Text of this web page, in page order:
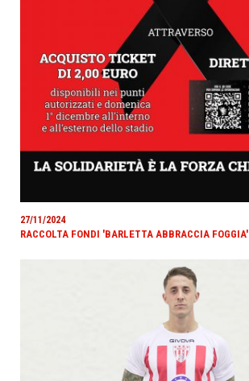
27/11/2024
RACCOLTA FONDI 'BARLETTA ABBRACCIA FOGGIA'